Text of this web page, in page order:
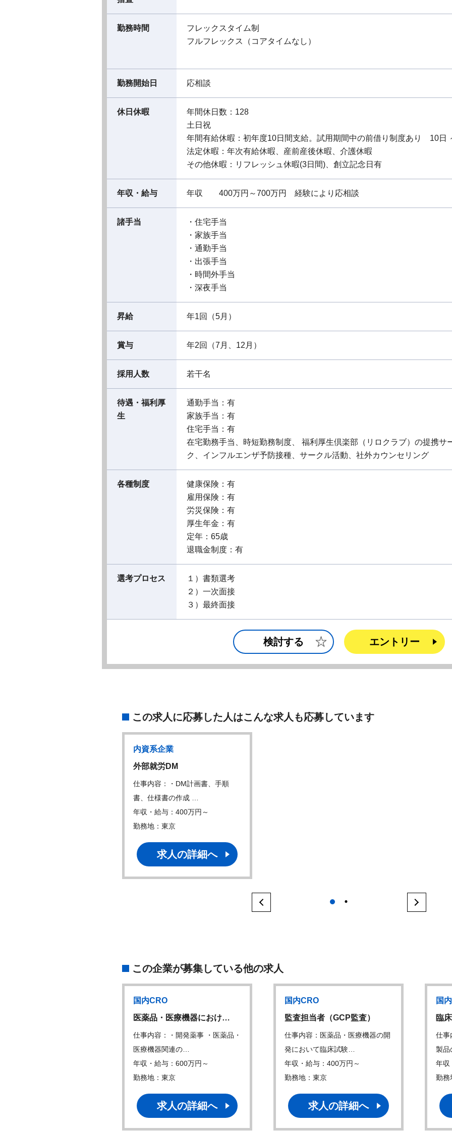
勤務時間
フレックスタイム制
フルフレックス（コアタイムなし）
勤務開始日 応相談
休日休暇
年間休日数：128
土日祝
年間有給休暇：初年度10日間支給。試用期間中の前借り制度あり 10日
法定休暇：年次有給休暇、産前産後休暇、介護休暇
その他休暇：リフレッシュ休暇(3日間)、創立記念日有
年収・給与 年収 400万円～700万円 経験により応相談
諸手当
・住宅手当
・家族手当
・通勤手当
・出張手当
・時間外手当
・深夜手当
昇給 年1回（5月）
賞与 年2回（7月、12月）
採用人数 若干名
待遇・福利厚
生
通勤手当：有
家族手当：有
住宅手当：有
在宅勤務手当、時短勤務制度、 福利厚生倶楽部（リロクラブ）の提携サ
ク、インフルエンザ予防接種、サークル活動、社外カウンセリング
各種制度
健康保険：有
雇用保険：有
労災保険：有
厚生年金：有
定年：65歳
退職金制度：有
選考プロセス
１）書類選考
２）一次面接
３）最終面接
検討する エントリー
この求人に応募した人はこんな求人も応募しています
内資系企業
外部就労DM
仕事内容：・DM計画書、手順
書、仕様書の作成 …
年収・給与：400万円～
勤務地：東京
求人の詳細へ
1
この企業が募集している他の求人
国内CRO
医薬品・医療機器におけ…
仕事内容：・開発薬事 ・医薬品・
医療機器関連の…
年収・給与：600万円～
勤務地：東京
求人の詳細へ
国内CRO
監査担当者（GCP監査）
仕事内容：医薬品・医療機器の開
発において臨床試験…
年収・給与：400万円～
勤務地：東京
求人の詳細へ
国
臨
仕事
製
年収
勤務